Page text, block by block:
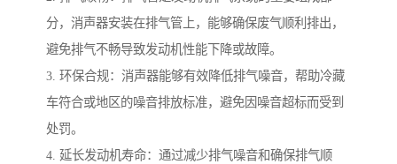
分，消声器安装在排气管上，能够确保废气顺利排出，
避免排气不畅导致发动机性能下降或故障。
3. 环保合规：消声器能够有效降低排气噪音，帮助冷藏
车符合或地区的噪音排放标准，避免因噪音超标而受到
处罚。
4. 延长发动机寿命：通过减少排气噪音和确保排气顺